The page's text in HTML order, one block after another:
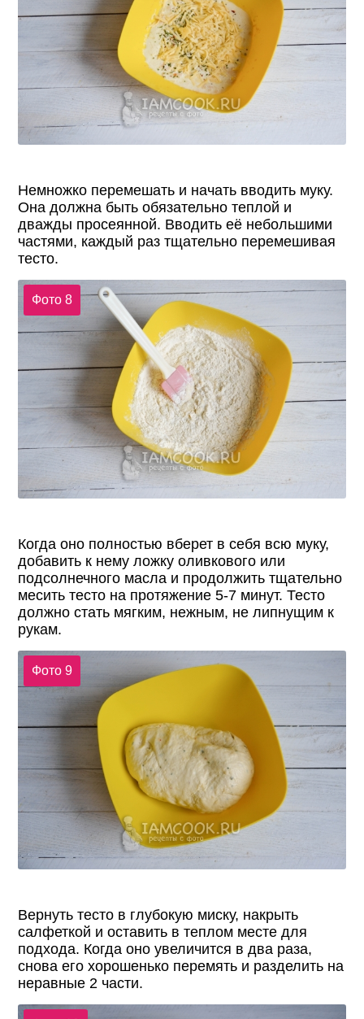
Немножко перемешать и начать вводить муку.
Она должна быть обязательно теплой и
дважды просеянной. Вводить её небольшими
частями, каждый раз тщательно перемешивая
тесто.
Фото 8
Когда оно полностью вберет в себя всю муку,
добавить к нему ложку оливкового или
подсолнечного масла и продолжить тщательно
месить тесто на протяжение 5-7 минут. Тесто
должно стать мягким, нежным, не липнущим к
рукам.
Фото 9
Вернуть тесто в глубокую миску, накрыть
салфеткой и оставить в теплом месте для
подхода. Когда оно увеличится в два раза,
снова его хорошенько перемять и разделить на
неравные 2 части.